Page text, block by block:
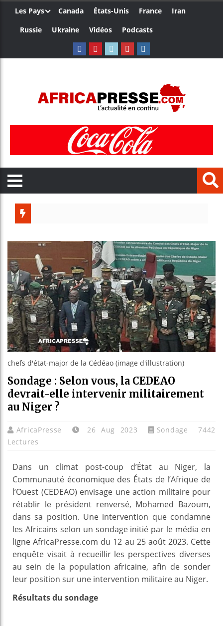
Les Pays Canada États-Unis France
Iran
Russie
Ukraine Vidéos Podcasts
Aliko
chefs d'état-major de la Cédéao (image d'illustration)
Sondage : Selon vous, la CEDEAO
devrait-elle intervenir militairement
au Niger ?
AfricaPresse 26 Aug 2023 Sondage
7442
Lectures
Dans un climat post-coup d’État au Niger, la
Communauté économique des États de l’Afrique de
l’Ouest (CEDEAO) envisage une action militaire pour
rétablir le président renversé, Mohamed Bazoum,
dans sa position. Une intervention que condamne
les Africains selon un sondage initié par le média en
ligne AfricaPresse.com du 12 au 25 août 2023. Cette
enquête visait à recueillir les perspectives diverses
au sein de la population africaine, afin de sonder
leur position sur une intervention militaire au Niger.
Résultats du sondage